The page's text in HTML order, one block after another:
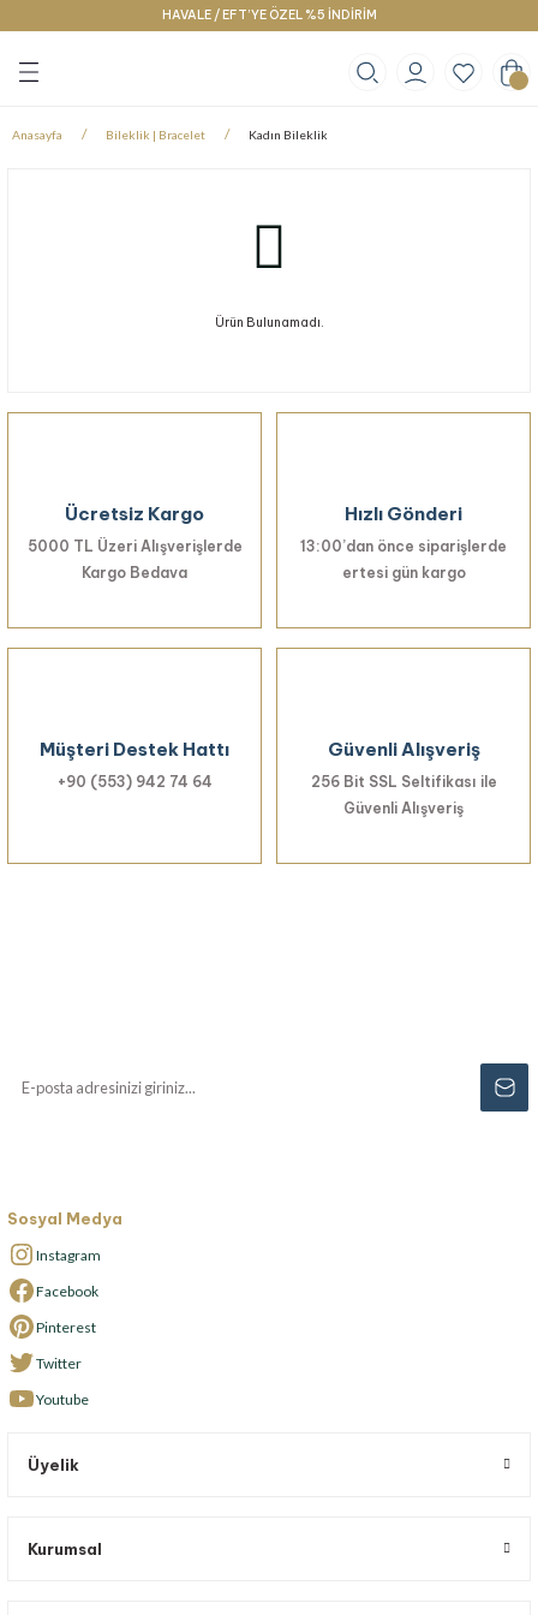
HAVALE / EFT’YE ÖZEL %5 İNDİRİM
Geri Dön
Geri Dön
Geri Dön
Anasayfa Bileklik | Bracelet Kadın Bileklik
Ürün Bulunamadı.
Ücretsiz Kargo
5000 TL Üzeri Alışverişlerde
Kargo Bedava
Hızlı Gönderi
13:00’dan önce siparişlerde
ertesi gün kargo
Müşteri Destek Hattı
+90 (553) 942 74 64
Güvenli Alışveriş
256 Bit SSL Seltifikası ile
Güvenli Alışveriş
Sosyal Medya
Instagram
Facebook
Pinterest
Twitter
Youtube
Üyelik
Kurumsal